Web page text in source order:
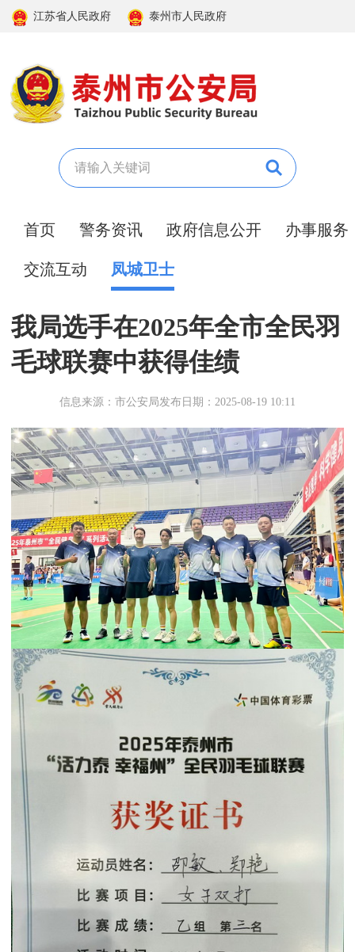
江苏省人民政府 泰州市人民政府
首页 警务资讯 政府信息公开 办事服务
交流互动 凤城卫士
我局选手在2025年全市全民羽
毛球联赛中获得佳绩
信息来源：市公安局发布日期：2025-08-19 10:11